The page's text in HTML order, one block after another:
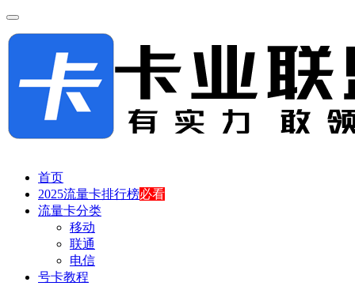
首页
2025流量卡排行榜必看
流量卡分类
移动
联通
电信
号卡教程